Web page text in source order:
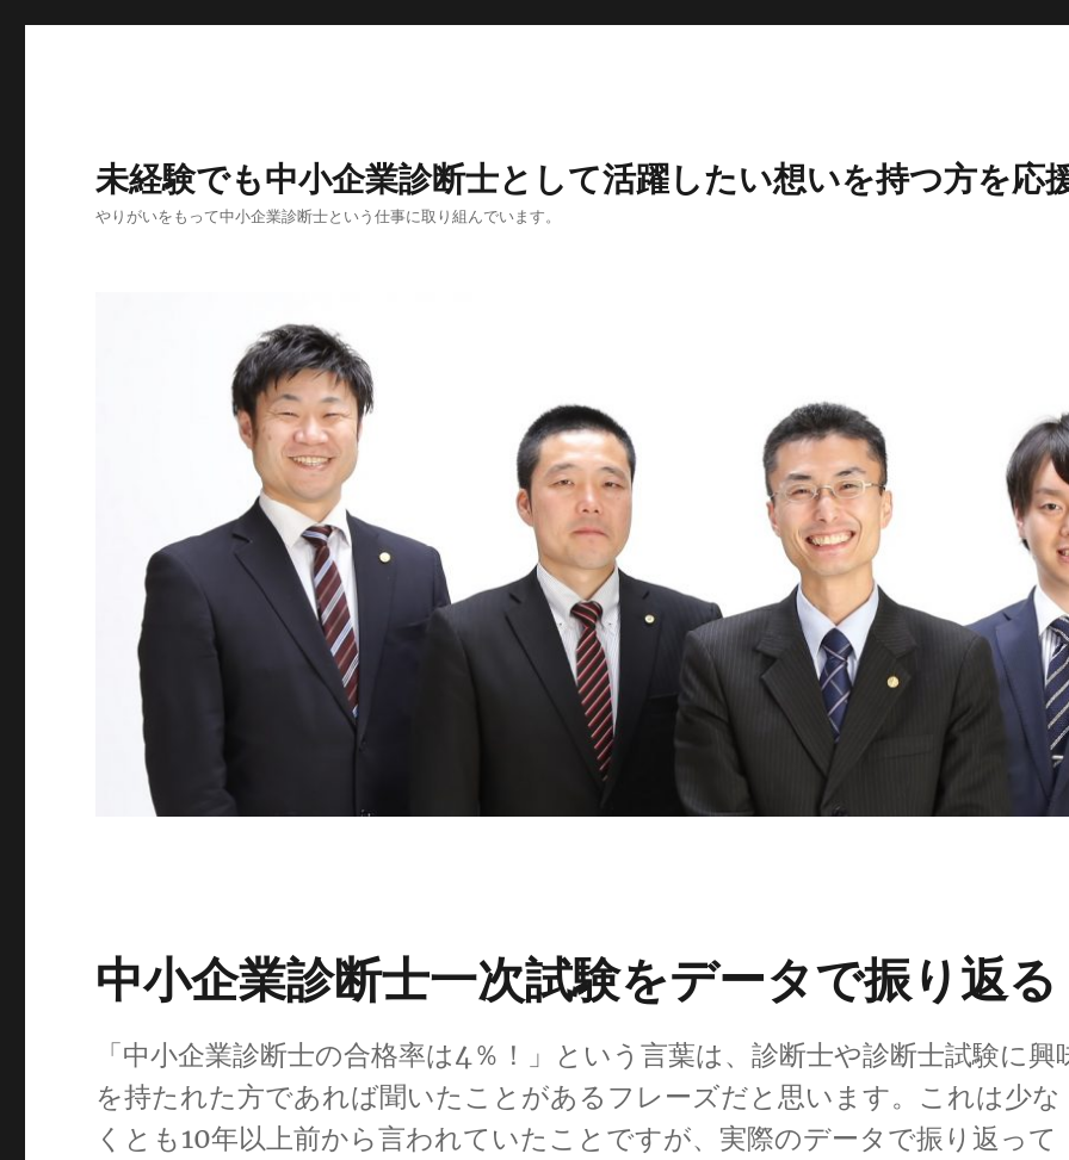
未経験でも中小企業診断士として活躍したい想いを持つ方を応
やりがいをもって中小企業診断士という仕事に取り組んでいます。
中小企業診断士一次試験をデータで振り返る
「中小企業診断士の合格率は4％！」という言葉は、診断士や診断士試験に興
を持たれた方であれば聞いたことがあるフレーズだと思います。これは少な
くとも10年以上前から言われていたことですが、実際のデータで振り返って